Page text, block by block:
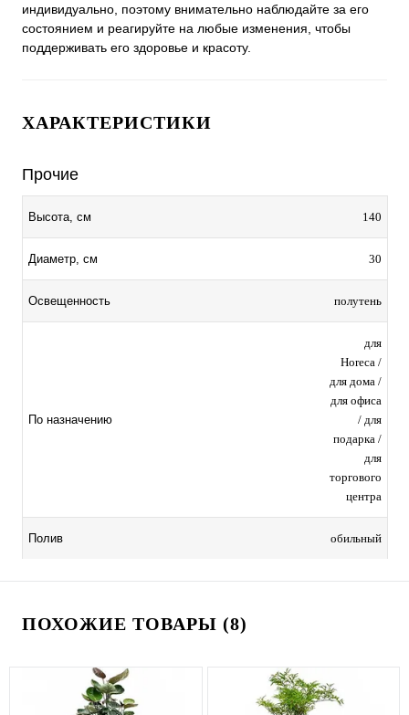
индивидуально, поэтому внимательно наблюдайте за его
состоянием и реагируйте на любые изменения, чтобы
поддерживать его здоровье и красоту.
ХАРАКТЕРИСТИКИ
Прочие
Высота, см 140
Диаметр, см 30
Освещенность полутень
По назначению
для
Horeca /
для дома /
для офиса
/ для
подарка /
для
торгового
центра
Полив обильный
ПОХОЖИЕ ТОВАРЫ (8)